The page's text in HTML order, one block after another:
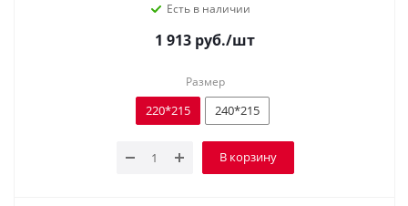
Есть в наличии
1 913 руб./шт
Размер
220*215 240*215
В корзину